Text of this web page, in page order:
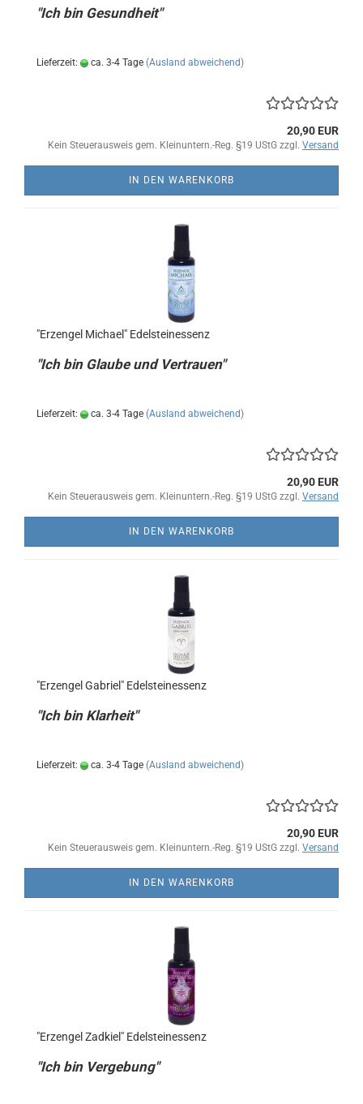
"Ich bin Gesundheit"
Lieferzeit: ca. 3-4 Tage (Ausland abweichend)
20,90 EUR
Kein Steuerausweis gem. Kleinuntern.-Reg. §19 UStG zzgl. Versand
IN DEN WARENKORB
"Erzengel Michael" Edelsteinessenz
"Ich bin Glaube und Vertrauen"
Lieferzeit: ca. 3-4 Tage (Ausland abweichend)
20,90 EUR
Kein Steuerausweis gem. Kleinuntern.-Reg. §19 UStG zzgl. Versand
IN DEN WARENKORB
"Erzengel Gabriel" Edelsteinessenz
"Ich bin Klarheit"
Lieferzeit: ca. 3-4 Tage (Ausland abweichend)
20,90 EUR
Kein Steuerausweis gem. Kleinuntern.-Reg. §19 UStG zzgl. Versand
IN DEN WARENKORB
"Erzengel Zadkiel" Edelsteinessenz
"Ich bin Vergebung"